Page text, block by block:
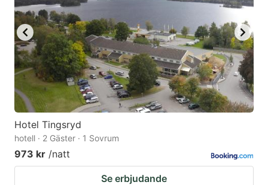
Hotel Tingsryd
hotell · 2 Gäster · 1 Sovrum
973 kr /natt
Se erbjudande